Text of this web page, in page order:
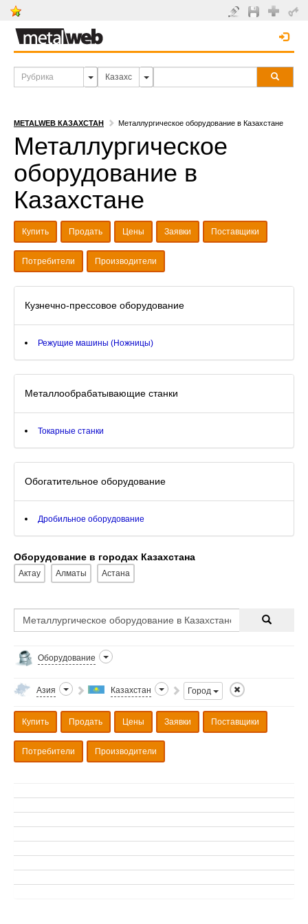
METALWEB КАЗАХСТАН Металлургическое оборудование в Казахстане
Металлургическое
оборудование в
Казахстане
Купить Продать Цены Заявки Поставщики
Потребители Производители
Кузнечно-прессовое оборудование
Режущие машины (Ножницы)
Металлообрабатывающие станки
Токарные станки
Обогатительное оборудование
Дробильное оборудование
Оборудование в городах Казахстана
Актау Алматы Астана
Оборудование
Азия Казахстан Город
Купить Продать Цены Заявки Поставщики
Потребители Производители